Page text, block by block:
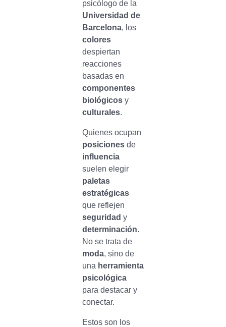
psicólogo de la
Universidad de
Barcelona, los
colores
despiertan
reacciones
basadas en
componentes
biológicosy
culturales.
Quienes ocupan
posicionesde
influencia
suelen elegir
paletas
estratégicas
que reflejen
seguridad y
determinación.
No se trata de
moda, sino de
una herramienta
psicológica
para destacar y
conectar.
Estos son los